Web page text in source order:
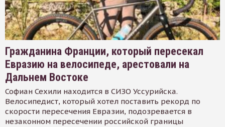
Гражданина Франции, который пересекал
Евразию на велосипеде, арестовали на
Дальнем Востоке
Софиан Сехили находится в СИЗО Уссурийска.
Велосипедист, который хотел поставить рекорд по
скорости пересечения Евразии, подозревается в
незаконном пересечении российской границы